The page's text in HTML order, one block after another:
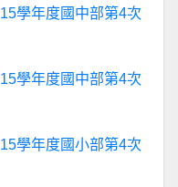
學年度國中部第4次
學年度國中部第4次
學年度國小部第4次